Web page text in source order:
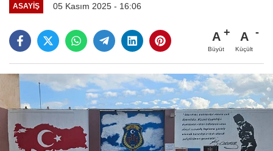
ASAYIŞ 05 Kasım 2025 - 16:06
A
Büyüt
A
Küçült